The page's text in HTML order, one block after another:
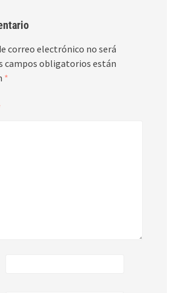
correo electrónico no será
campos obligatorios están
*